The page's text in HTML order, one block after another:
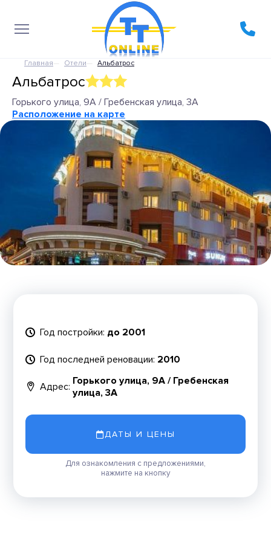
Главная Отели Альбатрос
Альбатрос
Горького улица, 9А / Гребенская улица, 3А
Расположение на карте
Год постройки: до 2001
Год последней реновации: 2010
Адрес: Горького улица, 9А / Гребенская
улица, 3А
ДАТЫ И ЦЕНЫ
Для ознакомления с предложениями,
нажмите на кнопку